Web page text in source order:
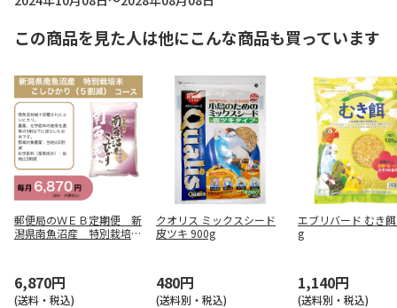
この商品を見た人は他にこんな商品も買っています
郵便局のＷＥＢ定期便 新
潟県南魚沼産 特別栽培
6,870円
(送料・税込)
クオリス ミックスシード
皮ツキ 900g
480円
(送料別・税込)
エブリバード むき
g
1,140円
(送料別・税込)